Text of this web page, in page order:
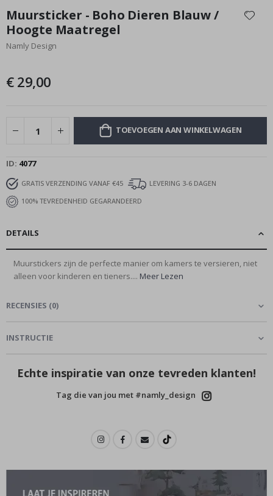
het
begin
van
gallerij
Muursticker - Boho Dieren Blauw /
Hoogte Maatregel
Namly Design
€ 29,00
TOEVOEGEN AAN WINKELWAGEN
ID 4077
GRATIS VERZENDING VANAF €45
LEVERING 3-6 DAGEN
100% TEVREDENHEID GEGARANDEERD
DETAILS
Muurstickers zijn de perfecte manier om kamers te versieren, niet
alleen voor kinderen en tieners.... Meer Lezen
RECENSIES (0)
INSTRUCTIE
Echte inspiratie van onze tevreden klanten!
Tag die van jou met #namly_design